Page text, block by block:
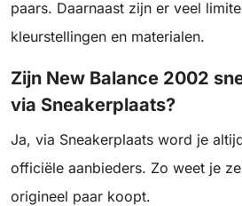
paars. Daarnaast zijn er veel
kleurstellingen en materialen.
Zijn New Balance 2002
via Sneakerplaats?
Ja, via Sneakerplaats word je
officiële aanbieders. Zo weet je
origineel paar koopt.